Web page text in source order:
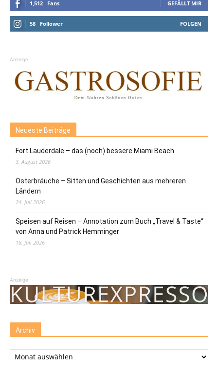
1,512 Fans GEFÄLLT MIR
58 Follower FOLGEN
Anzeige
Neueste Beiträge
Fort Lauderdale – das (noch) bessere Miami Beach
3. August 2026
Osterbräuche – Sitten und Geschichten aus mehreren
Ländern
24. Juli 2026
Speisen auf Reisen – Annotation zum Buch „Travel & Taste“
von Anna und Patrick Hemminger
18. Juli 2026
Anzeige
Archiv
Archiv